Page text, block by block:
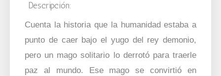
Descripción:
Cuenta la historia que la humanidad estaba a
punto de caer bajo el yugo del rey demonio,
pero un mago solitario lo derrotó para traerle
paz al mundo. Ese mago se convirtió en